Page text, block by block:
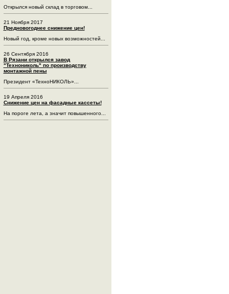
Открылся новый склад в торговом...
21 Ноября 2017
Предновогоднее снижение цен!
Новый год, кроме новых возможностей...
26 Сентября 2016
В Рязани открылся завод
"Технониколь" по производству
монтажной пены
Президент «ТехноНИКОЛЬ»...
19 Апреля 2016
Снижение цен на фасадные кассеты!
На пороге лета, а значит повышенного...